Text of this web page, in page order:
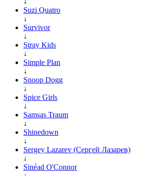
Suzi Quatro
↓
Survivor
↓
Stray Kids
↓
Simple Plan
↓
Snoop Dogg
↓
Spice Girls
↓
Samsas Traum
↓
Shinedown
↓
Sergey Lazarev (Сергей Лазарев)
↓
Sinéad O'Connor